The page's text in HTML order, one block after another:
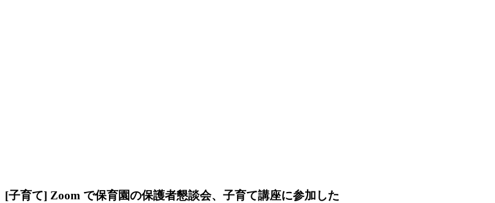
[子育て] Zoom で保育園の保護者懇談会、子育て講座に参加した